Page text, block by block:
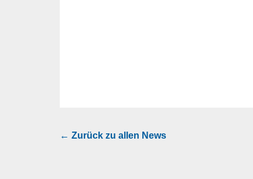
← Zurück zu allen News